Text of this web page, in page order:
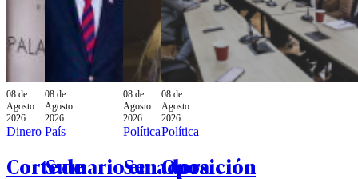
08 de
Agosto
2026
Dinero
Corte de
08 de
Agosto
2026
País
Sumario en
08 de
Agosto
2026
Política
Senadora
08 de
Agosto
2026
Política
Oposición